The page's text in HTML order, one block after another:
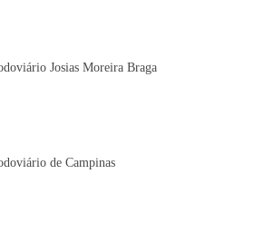
Josias Moreira Braga
de Campinas